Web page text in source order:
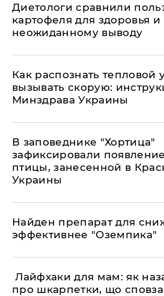
Диетологи сравнили
картофеля для здоровья
неожиданному выводу
Как распознать тепловой
вызывать скорую:
Минздрава Украины
В заповеднике "Хортица"
зафиксировали
птицы, занесенной в
Украины
Найден препарат для
эффективнее "Оземпика"
Лайфхаки для мам: як
про шкарпетки, що